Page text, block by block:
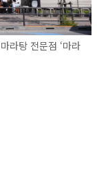
라탕 전문점 ‘마라